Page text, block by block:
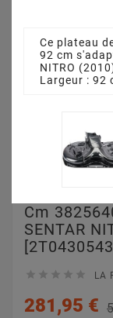
Cm
SENTAR
     LA
281,95 €
Ce plateau
92 cm
NITRO
Largeur : 92